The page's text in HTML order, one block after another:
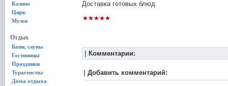
Казино
Цирк
Музеи
Отдых
Бани, сауны
Гостиницы
Праздники
Турагенства
Дома отдыха
Доставка готовых блюд.
Комментарии:
Добавить комментарий: